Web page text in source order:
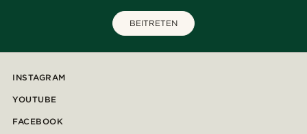
BEITRETEN
INSTAGRAM
YOUTUBE
FACEBOOK